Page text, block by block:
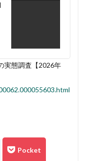
実態調査【2026年